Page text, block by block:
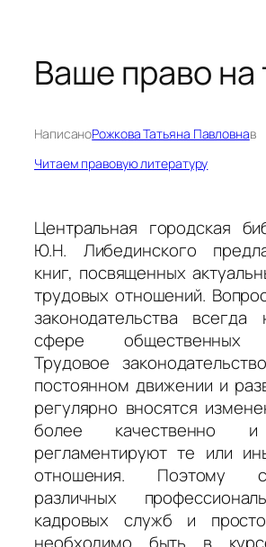
Ваше право на
НаписаноРожкова Татьяна Павловнав
Читаем правовую литературу
Центральная городская
Ю.Н. Либединского
книг, посвященных
трудовых отношений.
законодательства всегда
сфере общественных
Трудовое
постоянном движении и
регулярно вносятся
более качественно
регламентируют те или
отношения. Поэтому
различных
кадровых служб и